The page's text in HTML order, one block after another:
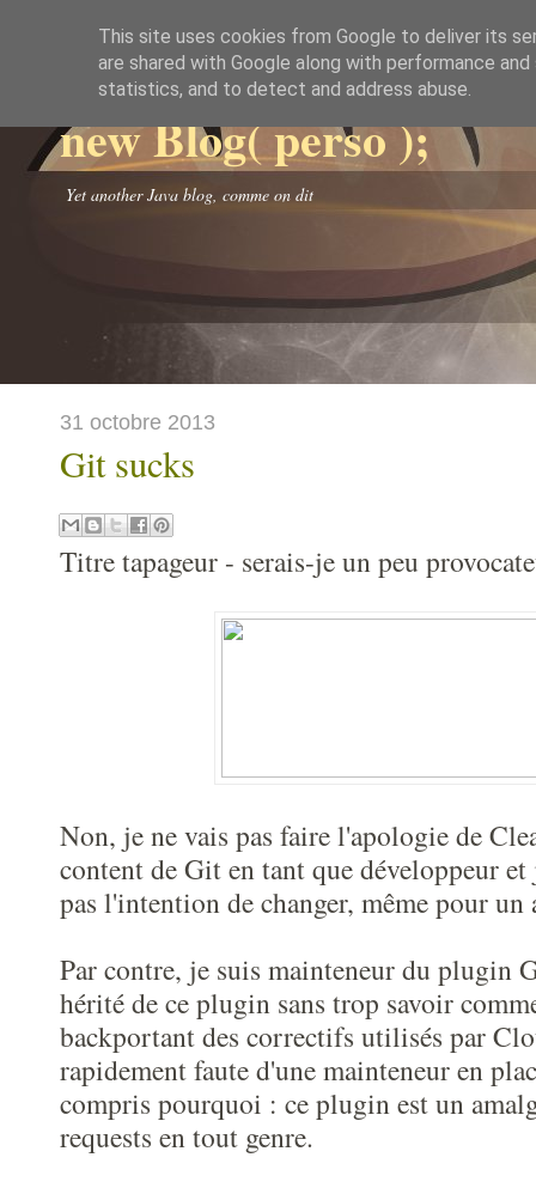
new Blog( perso );
Yet another Java blog, comme on dit
31 octobre 2013
Git sucks
Titre tapageur - serais-je un peu
Non, je ne vais pas faire l'apologie de
content de Git en tant que développeur
pas l'intention de changer, même pour un
Par contre, je suis mainteneur du plugin
hérité de ce plugin sans trop savoir
backportant des correctifs utilisés par
rapidement faute d'une mainteneur en
compris pourquoi : ce plugin est un
requests en tout genre.
This site uses cookies from Google to deliver its
are shared with Google along with performance
statistics, and to detect and address abuse.